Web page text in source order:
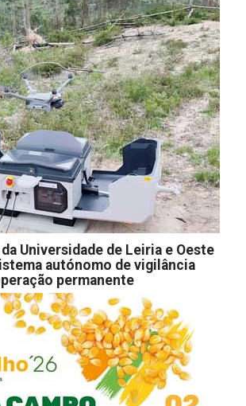
Universidade de Leiria e Oeste
autónomo de vigilância
permanente